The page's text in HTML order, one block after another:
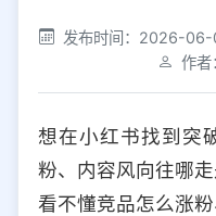
社交平台
选择防红平台类型，避免链接
平台设置
iOS Android
选择允许访问的平台类型
发布时间：2026-
作者
想在小红书找到突
粉、内容风向往哪
看不懂竞品怎么涨